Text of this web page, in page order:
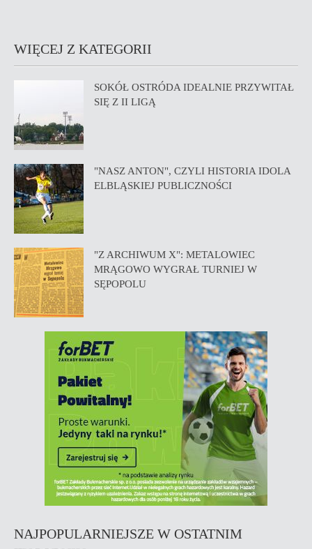
WIĘCEJ Z KATEGORII
SOKÓŁ OSTRÓDA IDEALNIE PRZYWITAŁ
SIĘ Z II LIGĄ
"NASZ ANTON", CZYLI HISTORIA IDOLA
ELBLĄSKIEJ PUBLICZNOŚCI
"Z ARCHIWUM X": METALOWIEC
MRĄGOWO WYGRAŁ TURNIEJ W
SĘPOPOLU
NAJPOPULARNIEJSZE W OSTATNIM